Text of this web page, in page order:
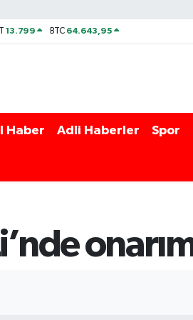
13.799 BTC 64.643,95
Haber Adli Haberler Spor